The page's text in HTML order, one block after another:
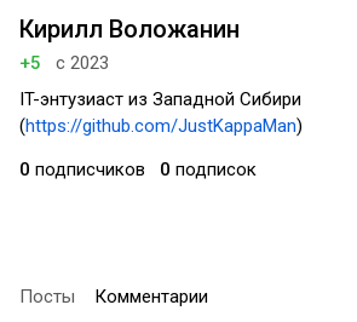
Кирилл Воложанин
+5
с 2023
IT-энтузиаст из Западной Сибири
(https://github.com/JustKappaMan)
0 подписчиков 0 подписок
Посты Комментарии